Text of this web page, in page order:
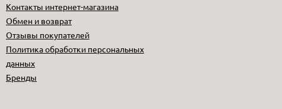
Контакты интернет-магазина
Обмен и возврат
Отзывы покупателей
Политика обработки персональных
данных
Бренды